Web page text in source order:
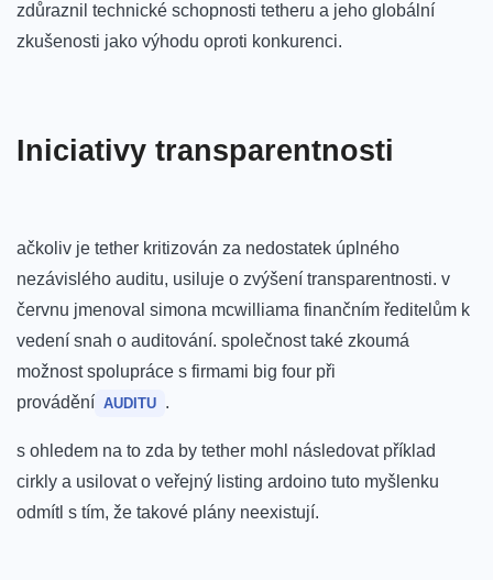
zdůraznil technické schopnosti tetheru a ⁢jeho globální
zkušenosti jako výhodu ‌oproti ⁤konkurenci.
Iniciativy transparentnosti
ačkoliv je tether ⁤kritizován za ⁣nedostatek ​úplného
nezávislého auditu, usiluje​ o zvýšení transparentnosti. v
červnu jmenoval ‍simona mcwilliama finančním ředitelům k⁢
vedení ‌snah o auditování. společnost také zkoumá
možnost spolupráce s firmami big four při⁤
provádění AUDITU .
s ohledem na to zda by tether mohl následovat příklad
‌cirkly⁢ a​ usilovat o veřejný listing ardoino tuto myšlenku
odmítl s tím, ​že ⁤takové plány neexistují.